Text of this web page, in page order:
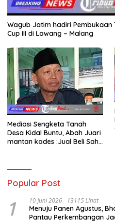
Wagub Jatim hadiri Pembukaan
Cup III di Lawang – Malang
Mediasi Sengketa Tanah
Desa Kidal Buntu, Abah Juari
mantan kades :Jual Beli Sah,
Membatalkan Hak Warga.
Popular Post
1 10 Juni 2026 13115 Lihat
Menuju Panen Agustus,
Pantau Perkembangan